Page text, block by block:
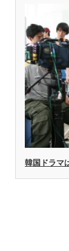
韓国ドラマ